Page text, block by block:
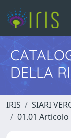
DELLA
IRIS SIARI
01.01 Articolo